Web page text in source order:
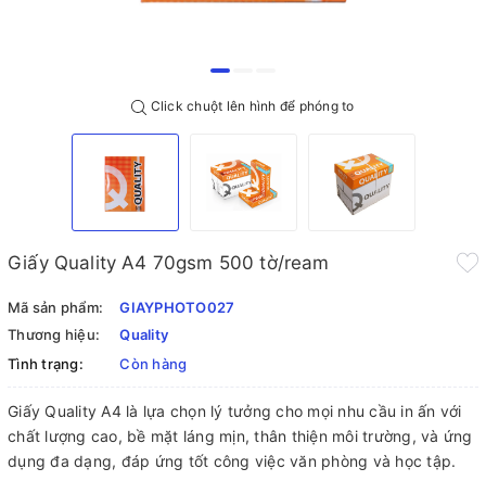
Click chuột lên hình để phóng to
Giấy Quality A4 70gsm 500 tờ/ream
Mã sản phẩm:
GIAYPHOTO027
Thương hiệu:
Quality
Tình trạng:
Còn hàng
Giấy Quality A4 là lựa chọn lý tưởng cho mọi nhu cầu in ấn với
chất lượng cao, bề mặt láng mịn, thân thiện môi trường, và ứng
dụng đa dạng, đáp ứng tốt công việc văn phòng và học tập.